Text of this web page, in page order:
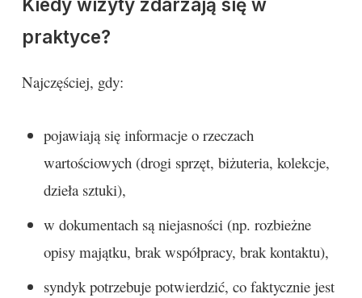
Kiedy wizyty zdarzają się w
praktyce?
Najczęściej, gdy:
pojawiają się informacje o rzeczach
wartościowych (drogi sprzęt, biżuteria, kolekcje,
dzieła sztuki),
w dokumentach są niejasności (np. rozbieżne
opisy majątku, brak współpracy, brak kontaktu),
syndyk potrzebuje potwierdzić, co faktycznie jest